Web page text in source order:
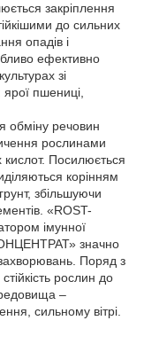
закріплення
до сильних
опадів і
ефективно
зі
пшениці,
обміну речовин
рослинами
кислот. Посилюється
корінням
збільшуючи
«ROST-
імунної
значно
захворювань. Поряд з
рослин до
–
сильному вітрі.